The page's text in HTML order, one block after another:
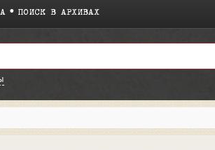
ПОИСК В АРХИВАХ